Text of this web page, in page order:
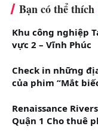
Hệ thống
+ Phòng Terrace:
46m2
+ Phòng King
52m2
+ Phòng Garden-
Bạn có thể thích
Khu công nghiệp
vực 2 – Vĩnh Phúc
Check in những
của phim “Mắt
Renaissance
Quận 1 Cho thuê